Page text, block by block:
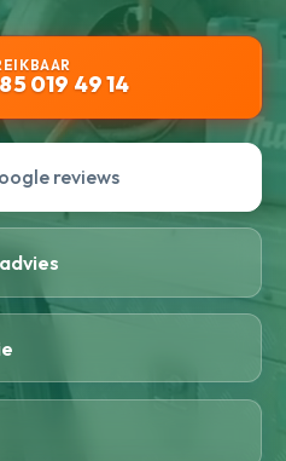
019 49 14
reviews